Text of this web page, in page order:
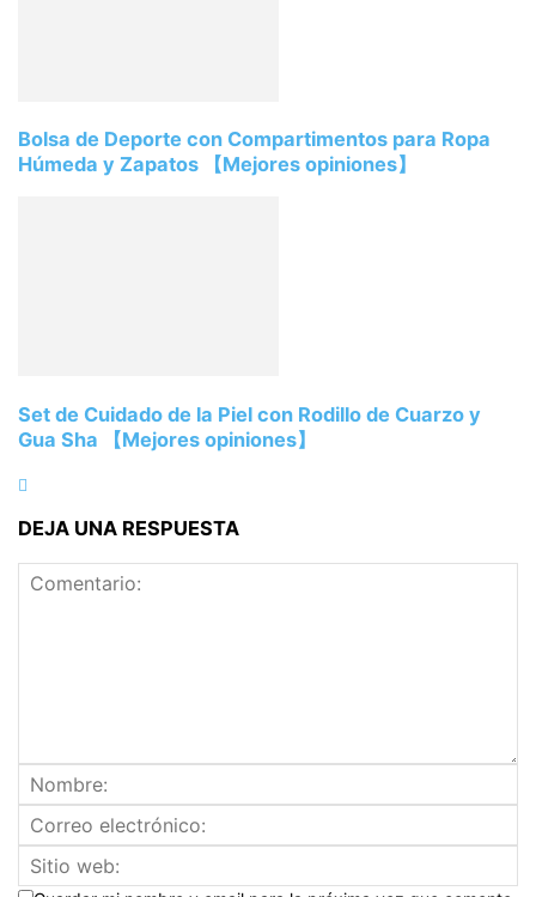
Bolsa de Deporte con Compartimentos para Ropa
Húmeda y Zapatos 【Mejores opiniones】
Set de Cuidado de la Piel con Rodillo de Cuarzo y
Gua Sha 【Mejores opiniones】
DEJA UNA RESPUESTA